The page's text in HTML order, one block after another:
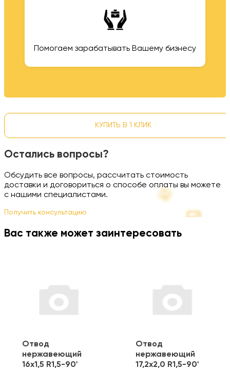
Помогаем зарабатывать Вашему бизнесу
КУПИТЬ В 1 КЛИК
Остались вопросы?
Обсудить все вопросы, рассчитать стоимость
доставки и договориться о способе оплаты вы можете
с нашими специалистами.
Получить консультацию
Вас также может заинтересовать
Отвод
нержавеющий
16х1,5 R1,5-90'
Отвод
нержавеющий
17,2х2,0 R1,5-90'